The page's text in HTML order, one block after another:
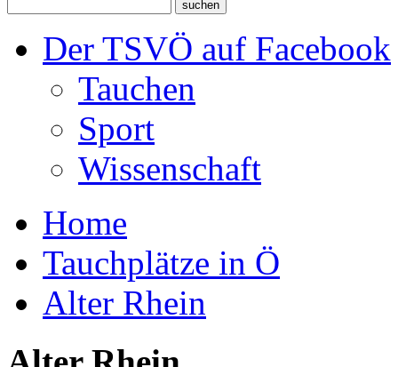
Der TSVÖ auf Facebook
Tauchen
Sport
Wissenschaft
Home
Tauchplätze in Ö
Alter Rhein